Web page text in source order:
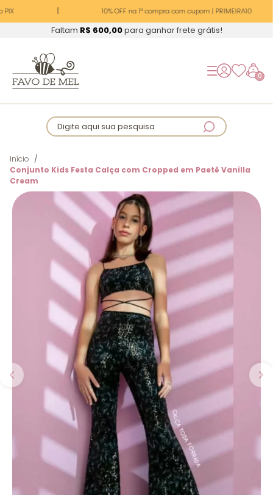
10% OFF na 1ª compra com cupom | PRIMEIRA10
Faltam R$ 600,00para ganhar frete grátis!
0
Digite aqui sua pesquisa
Início
Conjunto Kids Festa Calça com Cropped em Paetê Vanilla
Cream